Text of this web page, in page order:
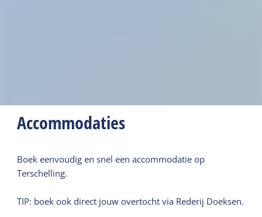
Accommodaties
Boek eenvoudig en snel een accommodatie op
Terschelling.
TIP: boek ook direct jouw overtocht via Rederij Doeksen.